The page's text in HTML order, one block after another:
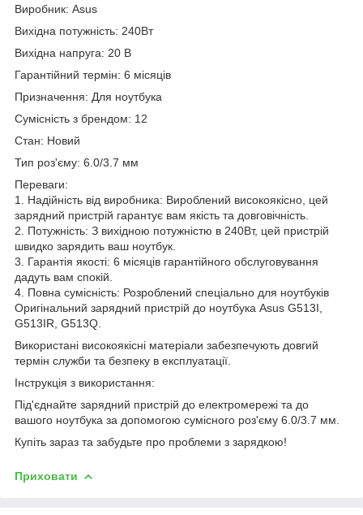
Виробник: Asus
Вихідна потужність: 240Вт
Вихідна напруга: 20 В
Гарантійний термін: 6 місяців
Призначення: Для ноутбука
Сумісність з брендом: 12
Стан: Новий
Тип роз'єму: 6.0/3.7 мм
Переваги:
1. Надійність від виробника: Вироблений високоякісно, цей
зарядний пристрій гарантує вам якість та довговічність.
2. Потужність: З вихідною потужністю в 240Вт, цей пристрій
швидко зарядить ваш ноутбук.
3. Гарантія якості: 6 місяців гарантійного обслуговування
дадуть вам спокій.
4. Повна сумісність: Розроблений спеціально для ноутбуків
Оригінальний зарядний пристрій до ноутбука Asus G513I,
G513IR, G513Q.
Використані високоякісні матеріали забезпечують довгий
термін служби та безпеку в експлуатації.
Інструкція з використання:
Під'єднайте зарядний пристрій до електромережі та до
вашого ноутбука за допомогою сумісного роз'єму 6.0/3.7 мм.
Купіть зараз та забудьте про проблеми з зарядкою!
Приховати